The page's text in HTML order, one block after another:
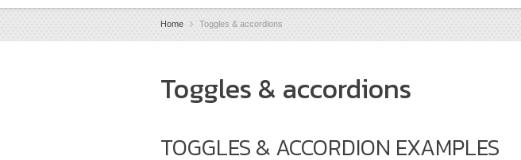
Home Toggles & accordions
Toggles & accordions
TOGGLES & ACCORDION EXAMPLES